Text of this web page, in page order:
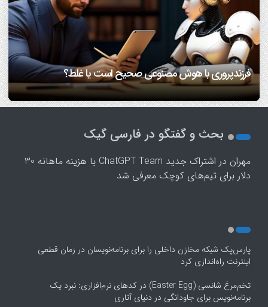
فرزندپروری با هوش مصنوعی صحیح است یا غلط؟
7 مهارتی که هم همسفر خوب می‌سازه، هم همسر خوب!/
اینفوگرافیک
دانشمندان بعد از سی سال تحقیق می گویند: عشق هم از قوانین
ریاضی پیروی می‌کند!/ ویدئو
آیا اضطراب داشتن، ژنتیکی است؟ متخصص سلامت روان
پاسخ می‌دهد
بهترین شیوه گفت‌وگو بین والدین و فرزندان در زمان اختلاف
دیدگاه/ تعادل میان سنت و مدرنیته در خانواده
1
بحث و گفتگو در فارسی گیک
مهران در
اشتراک جدید ChatGPT Team با هزینه ماهانه 30
دلار برای تیم‌های کوچک معرفی شد
پارس‌پک شبکه مخازن داخلی را برای برنامه‌نویسان در زمان قطعی
اینترنت راه‌اندازی کرد
تخم‌مرغ شانسی (Easter Egg) در کدهای نرم‌افزاری: نبرد یک
برنامه‌نویس برای جاودانگی در دنیای آتاری